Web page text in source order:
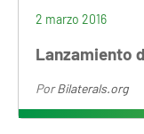
2 marzo 2016
Lanzamiento
PorBilaterals.org